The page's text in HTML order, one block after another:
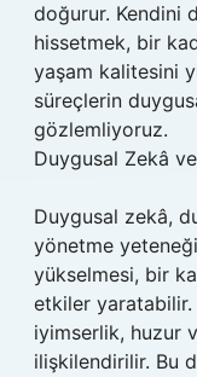
doğurur. Kendini
hissetmek, bir
yaşam kalitesini
süreçlerin
gözlemliyoruz.
Duygusal Zekâ
Duygusal zekâ,
yönetme
yükselmesi, bir
etkiler yaratabilir.
iyimserlik, huzur
ilişkilendirilir. Bu